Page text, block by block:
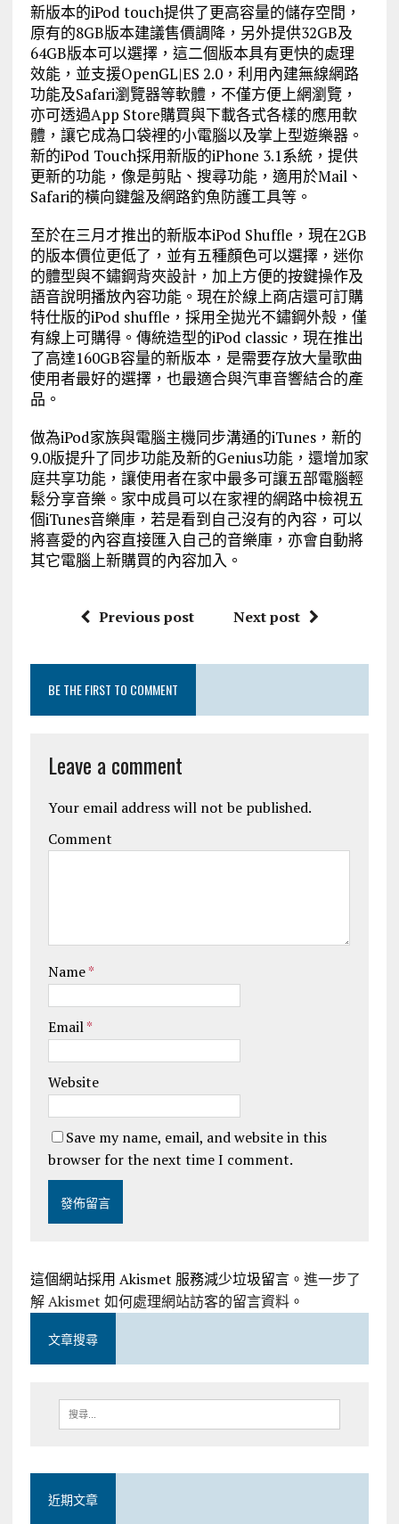
新版本的iPod touch提供了更高容量的儲存空間，
原有的8GB版本建議售價調降，另外提供32GB及
64GB版本可以選擇，這二個版本具有更快的處理
效能，並支援OpenGL|ES 2.0，利用內建無線網路
功能及Safari瀏覽器等軟體，不僅方便上網瀏覽，
亦可透過App Store購買與下載各式各樣的應用軟
體，讓它成為口袋裡的小電腦以及掌上型遊樂器。
新的iPod Touch採用新版的iPhone 3.1系統，提供
更新的功能，像是剪貼、搜尋功能，適用於Mail、
Safari的橫向鍵盤及網路釣魚防護工具等。
至於在三月才推出的新版本iPod Shuffle，現在2GB
的版本價位更低了，並有五種顏色可以選擇，迷你
的體型與不鏽鋼背夾設計，加上方便的按鍵操作及
語音說明播放內容功能。現在於線上商店還可訂購
特仕版的iPod shuffle，採用全拋光不鏽鋼外殼，僅
有線上可購得。傳統造型的iPod classic，現在推出
了高達160GB容量的新版本，是需要存放大量歌曲
使用者最好的選擇，也最適合與汽車音響結合的產
品。
做為iPod家族與電腦主機同步溝通的iTunes，新的
9.0版提升了同步功能及新的Genius功能，還增加家
庭共享功能，讓使用者在家中最多可讓五部電腦輕
鬆分享音樂。家中成員可以在家裡的網路中檢視五
個iTunes音樂庫，若是看到自己沒有的內容，可以
將喜愛的內容直接匯入自己的音樂庫，亦會自動將
其它電腦上新購買的內容加入。
Previous post Next post
BE THE FIRST TO COMMENT
Leave a comment
Your email address will not be published.
Comment
Name*
Email*
Website
Save my name, email, and website in this
browser for the next time I comment.
這個網站採用 Akismet 服務減少垃圾留言。 進一步了
解 Akismet 如何處理網站訪客的留言資料。
文章搜尋
近期文章